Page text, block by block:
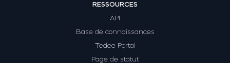
RESSOURCES
API
Base de connaissances
Tedee Portal
Page de statut